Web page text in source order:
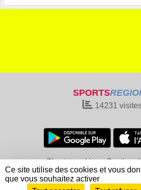
SPORTS
14231
Charte cookies
Gestion
Informations légales
Signaler un
Ce site utilise des cookies et vous
que vous souhaitez activer